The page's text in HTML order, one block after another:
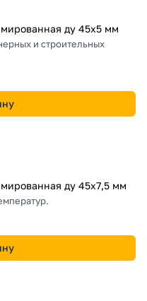
ду 45х5 мм
и строительных
ду 45х7,5 мм